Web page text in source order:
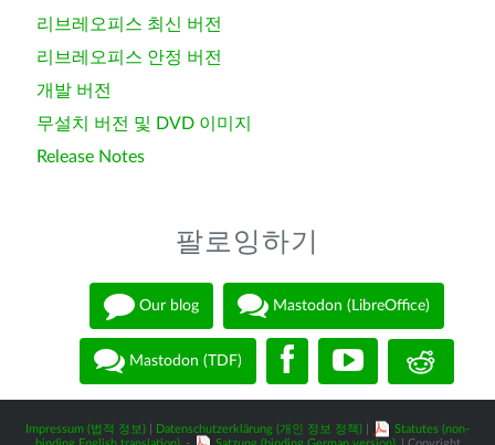
리브레오피스 최신 버전
리브레오피스 안정 버전
개발 버전
무설치 버전 및 DVD 이미지
Release Notes
팔로잉하기
Our blog Mastodon (LibreOffice)
Mastodon (TDF)
Impressum (법적 정보) Datenschutzerklärung (개인 정보 정책)
Statutes (non-